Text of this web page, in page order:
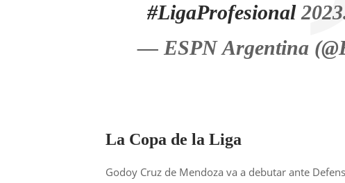
#LigaProfesional
— ESPN Argentina
La Copa de la Liga
Godoy Cruz de Mendoza va a debutar ante